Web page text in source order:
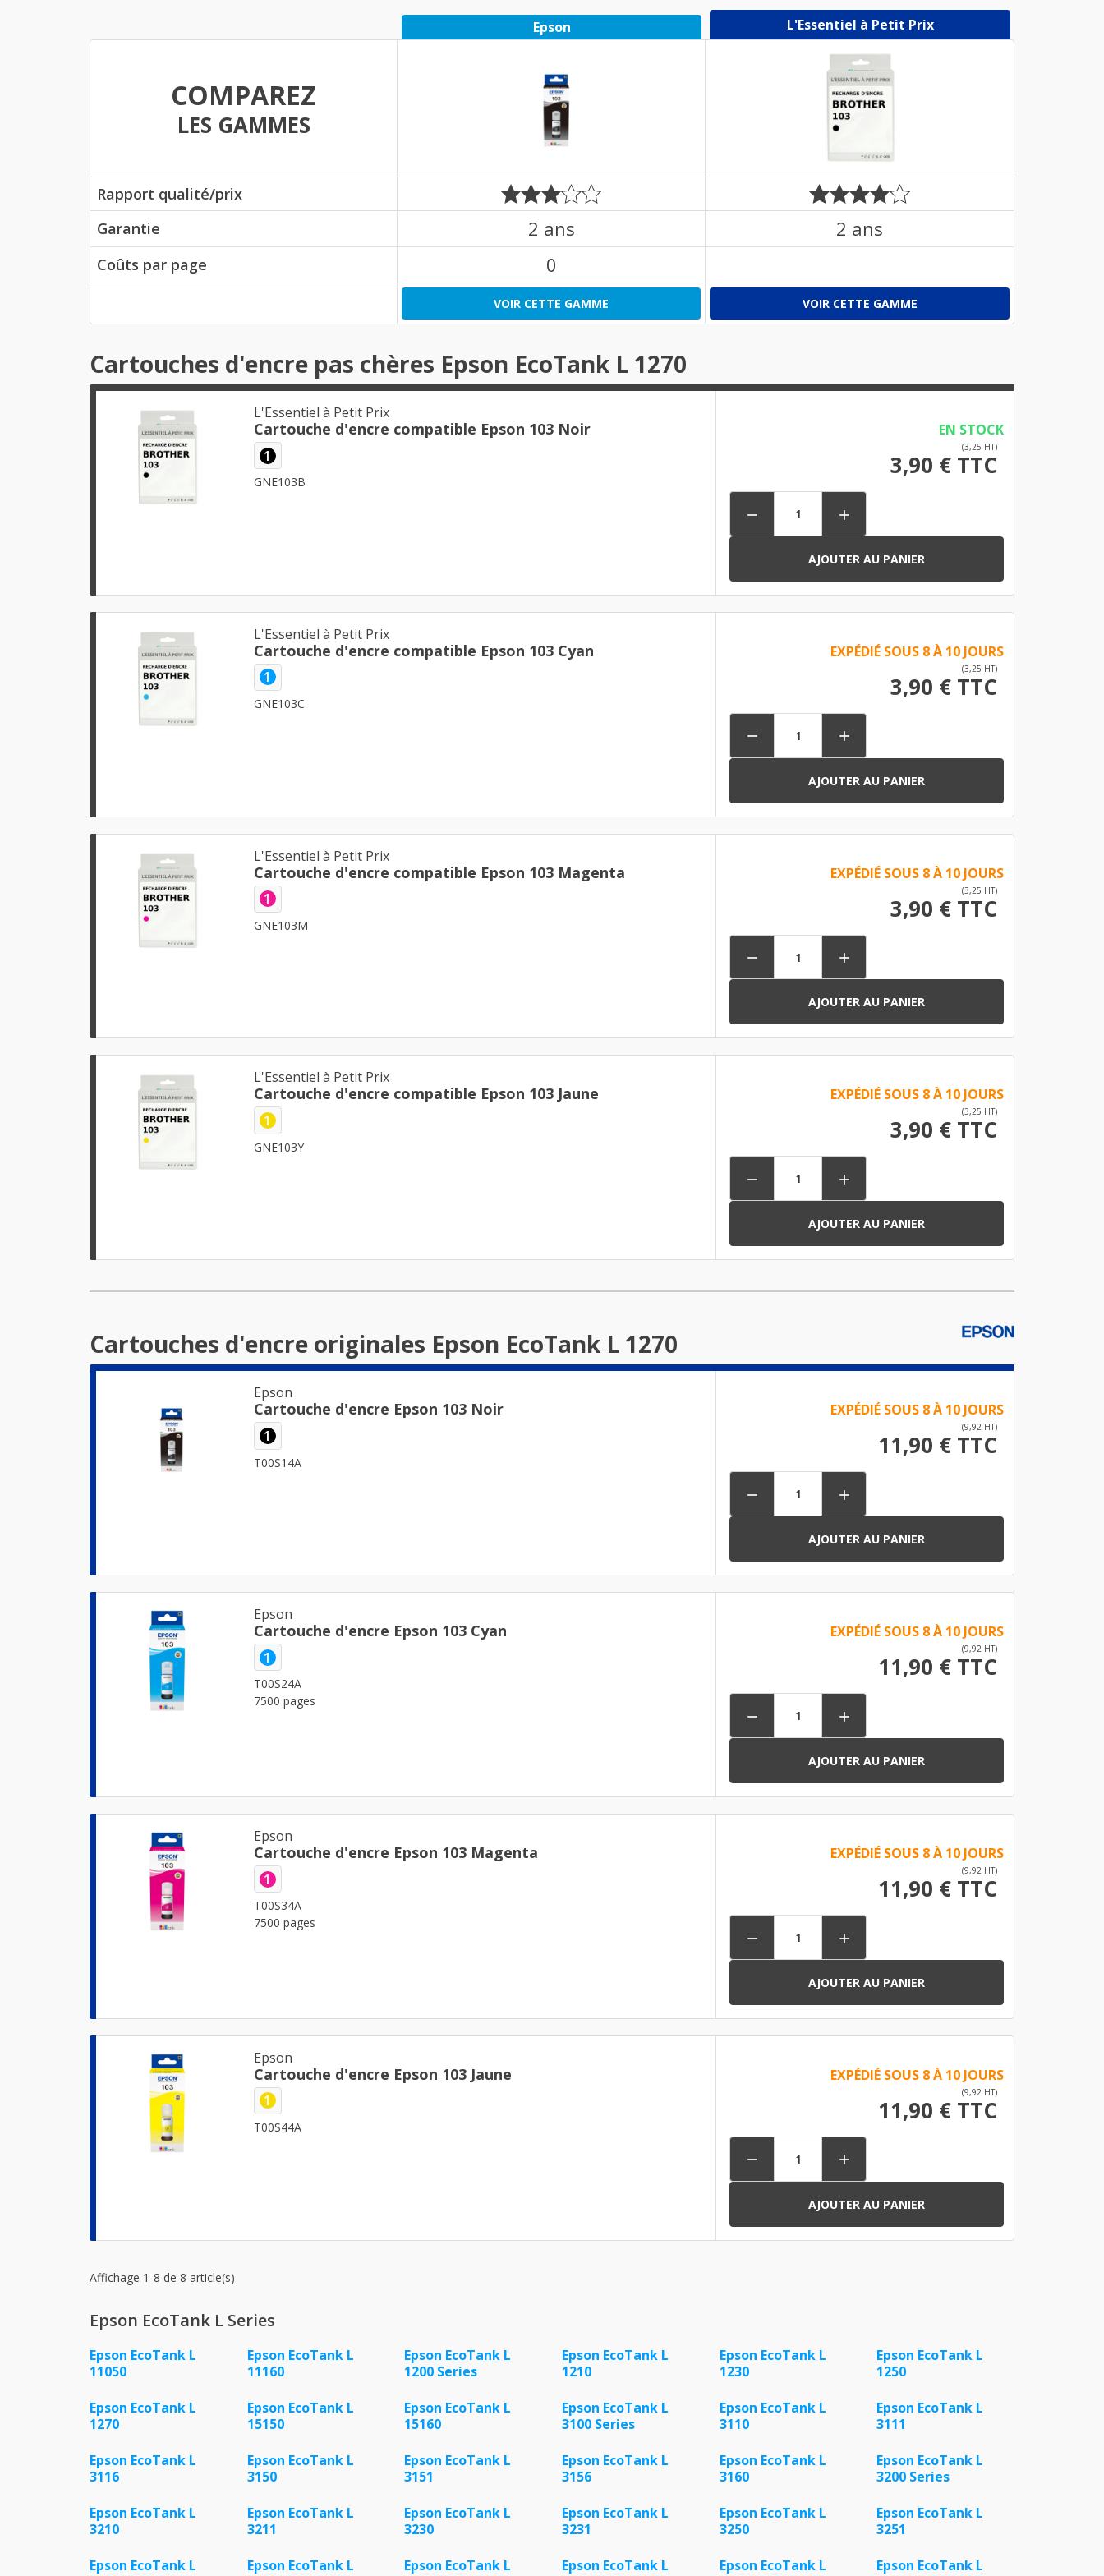
Epson L'Essentiel à Petit Prix
COMPAREZ
LES GAMMES
Rapport qualité/prix
Garantie
2 ans 2 ans
Coûts par page 0
VOIR CETTE GAMME VOIR CETTE GAMME
Cartouches d'encre pas chères Epson EcoTank L 1270
L'Essentiel à Petit Prix
Cartouche d'encre compatible Epson 103 Noir
1
GNE103B
EN STOCK
(3,25 HT)
3,90 € TTC
 
AJOUTER AU PANIER
L'Essentiel à Petit Prix
Cartouche d'encre compatible Epson 103 Cyan
1
GNE103C
EXPÉDIÉ SOUS 8 À 10 JOURS
(3,25 HT)
3,90 € TTC
 
AJOUTER AU PANIER
L'Essentiel à Petit Prix
Cartouche d'encre compatible Epson 103 Magenta
1
GNE103M
EXPÉDIÉ SOUS 8 À 10 JOURS
(3,25 HT)
3,90 € TTC
 
AJOUTER AU PANIER
L'Essentiel à Petit Prix
Cartouche d'encre compatible Epson 103 Jaune
1
GNE103Y
EXPÉDIÉ SOUS 8 À 10 JOURS
(3,25 HT)
3,90 € TTC
 
AJOUTER AU PANIER
Cartouches d'encre originales Epson EcoTank L 1270
Epson
Cartouche d'encre Epson 103 Noir
1
T00S14A
EXPÉDIÉ SOUS 8 À 10 JOURS
(9,92 HT)
11,90 € TTC
 
AJOUTER AU PANIER
Epson
Cartouche d'encre Epson 103 Cyan
1
T00S24A
7500 pages
EXPÉDIÉ SOUS 8 À 10 JOURS
(9,92 HT)
11,90 € TTC
 
AJOUTER AU PANIER
Epson
Cartouche d'encre Epson 103 Magenta
1
T00S34A
7500 pages
EXPÉDIÉ SOUS 8 À 10 JOURS
(9,92 HT)
11,90 € TTC
 
AJOUTER AU PANIER
Epson
Cartouche d'encre Epson 103 Jaune
1
T00S44A
EXPÉDIÉ SOUS 8 À 10 JOURS
(9,92 HT)
11,90 € TTC
 
AJOUTER AU PANIER
Affichage 1-8 de 8 article(s)
Epson EcoTank L Series
Epson EcoTank L
11050
Epson EcoTank L
11160
Epson EcoTank L
1200 Series
Epson EcoTank L
1210
Epson EcoTank L
1230
Epson EcoTank L
1250
Epson EcoTank L
1270
Epson EcoTank L
15150
Epson EcoTank L
15160
Epson EcoTank L
3100 Series
Epson EcoTank L
3110
Epson EcoTank L
3111
Epson EcoTank L
3116
Epson EcoTank L
3150
Epson EcoTank L
3151
Epson EcoTank L
3156
Epson EcoTank L
3160
Epson EcoTank L
3200 Series
Epson EcoTank L
3210
Epson EcoTank L
3211
Epson EcoTank L
3230
Epson EcoTank L
3231
Epson EcoTank L
3250
Epson EcoTank L
3251
Epson EcoTank L
Epson EcoTank L
Epson EcoTank L
Epson EcoTank L
Epson EcoTank L
Epson EcoTank L